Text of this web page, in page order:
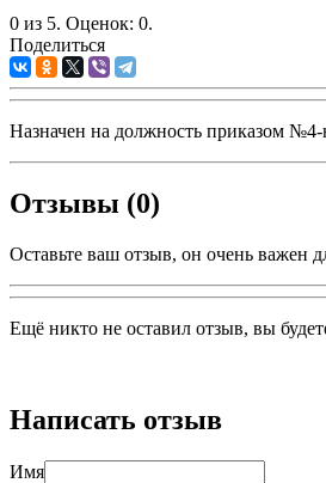
0 из 5. Оценок: 0.
Поделиться
Назначен на должность приказом №4-
Отзывы (0)
Оставьте ваш отзыв, он очень важен
Ещё никто не оставил отзыв, вы
Написать отзыв
Имя